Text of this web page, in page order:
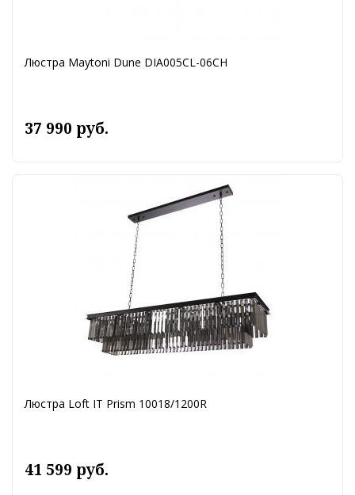
Люстра Maytoni Dune DIA005CL-06CH
37 990 руб.
Люстра Loft IT Prism 10018/1200R
41 599 руб.